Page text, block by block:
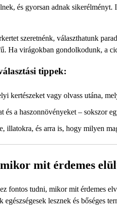
és gyorsan adnak
szeretnénk, választhatunk
Ha virágokban gondolkodunk, a
tippek:
kertészeket vagy olvass utána,
és a haszonnövényeket – sokszor
illatokra, és arra is, hogy milyen
mit érdemes
fontos tudni, mikor mit érdemes
lesznek és bőséges